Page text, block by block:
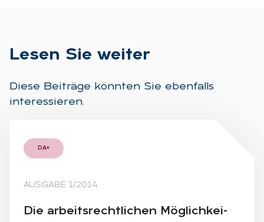
Le­sen Sie wei­ter
Diese Beiträge könnten Sie ebenfalls
interessieren.
DA+
AUSGABE 1/2014
Die ar­beits­recht­li­chen Mög­lich­kei­